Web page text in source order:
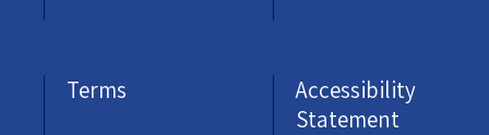
Terms
Accessibility
Statement